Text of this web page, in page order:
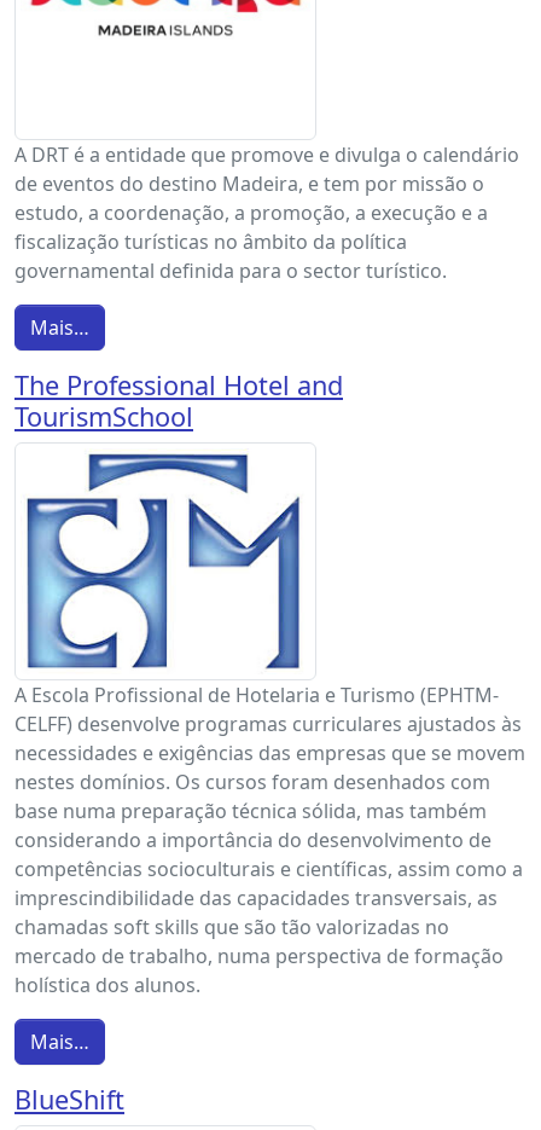
A DRT é a entidade que promove e divulga o calendário
de eventos do destino Madeira, e tem por missão o
estudo, a coordenação, a promoção, a execução e a
fiscalização turísticas no âmbito da política
governamental definida para o sector turístico.
Mais…
The Professional Hotel and
TourismSchool
A Escola Profissional de Hotelaria e Turismo (EPHTM-
CELFF) desenvolve programas curriculares ajustados às
necessidades e exigências das empresas que se movem
nestes domínios. Os cursos foram desenhados com
base numa preparação técnica sólida, mas também
considerando a importância do desenvolvimento de
competências socioculturais e científicas, assim como a
imprescindibilidade das capacidades transversais, as
chamadas soft skills que são tão valorizadas no
mercado de trabalho, numa perspectiva de formação
holística dos alunos.
Mais…
BlueShift